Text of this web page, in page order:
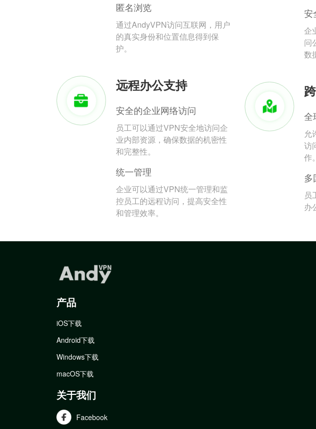
匿名浏览
通过AndyVPN访问互联网，用户
的真实身份和位置信息得到保
护。
安
企
问
数
远程办公支持
安全的企业网络访问
员工可以通过VPN安全地访问企
业内部资源，确保数据的机密性
和完整性。
统一管理
企业可以通过VPN统一管理和监
控员工的远程访问，提高安全性
和管理效率。
全
允
访
作。
多
员
办
产品
iOS下载
Android下载
Windows下载
macOS下载
关于我们
Facebook